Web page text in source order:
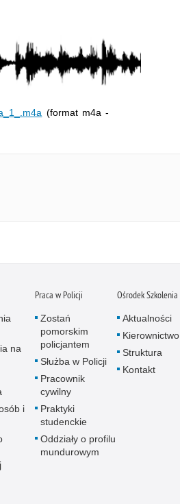
(format m4a -
na
i
Praca w Policji
Zostań
pomorskim
policjantem
Służba w Policji
Pracownik
cywilny
Praktyki
studenckie
Oddziały o profilu
mundurowym
Ośrodek Szkolenia
Aktualności
Kierownictwo
Struktura
Kontakt